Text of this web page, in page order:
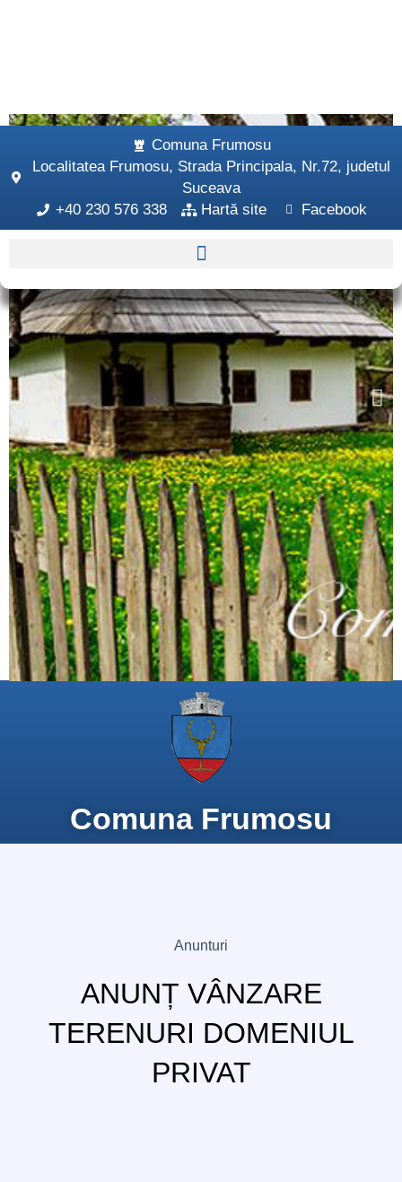
Comuna Frumosu
Localitatea Frumosu, Strada Principala, Nr.72, judetul
Suceava
+40 230 576 338
Hartă site Facebook
Comuna Frumosu
Anunturi
ANUNȚ VÂNZARE
TERENURI DOMENIUL
PRIVAT